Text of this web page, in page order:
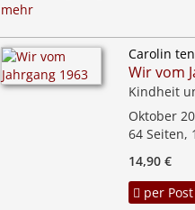
mehr
Carolin
Wir vom
Kindheit
Oktober
64 Seiten,
14,90 €
per